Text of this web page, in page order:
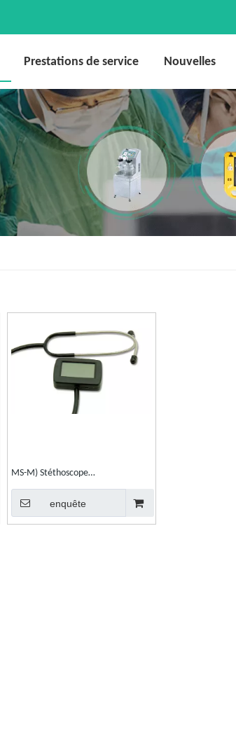
Prestations de service Nouvelles
MS-M) Stéthoscope
multifonctionnel réglable
multifonctionnel médical
enquête